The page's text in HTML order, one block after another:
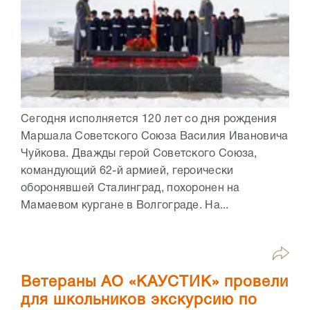
Сегодня исполняется 120 лет со дня рождения
Маршала Советского Союза Василия Ивановича
Чуйкова. Дважды герой Советского Союза,
командующий 62-й армией, героически
оборонявшей Сталинград, похоронен на
Мамаевом кургане в Волгограде. На...
Ветераны АО «КАУСТИК» провели
для школьников экскурсию по